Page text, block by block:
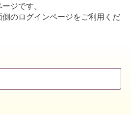
ジです。
のログインページをご利用くだ